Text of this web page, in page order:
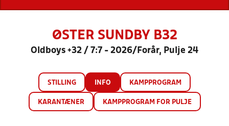
ØSTER SUNDBY B32
Oldboys +32 / 7:7 - 2026/Forår, Pulje 24
STILLING INFO KAMPPROGRAM
KARANTÆNER KAMPPROGRAM FOR PULJE